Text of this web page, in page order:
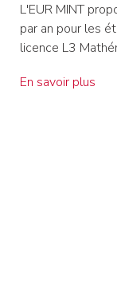
L'EUR MINT
par an pour les
licence L3
En savoir plus